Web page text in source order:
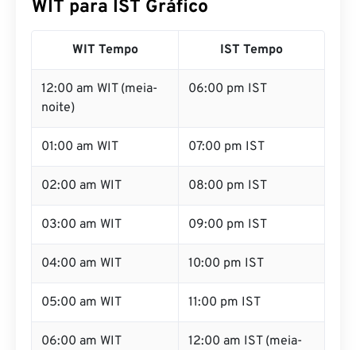
WIT para IST Gráfico
WIT Tempo IST Tempo
noite)
01:00 am WIT 07:00 pm IST
02:00 am WIT 08:00 pm IST
03:00 am WIT 09:00 pm IST
04:00 am WIT 10:00 pm IST
05:00 am WIT 11:00 pm IST